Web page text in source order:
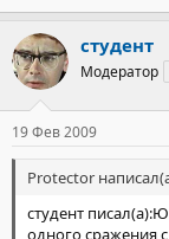
студент
Модератор
19 Фев 2009
Protector
студент
одного сражения